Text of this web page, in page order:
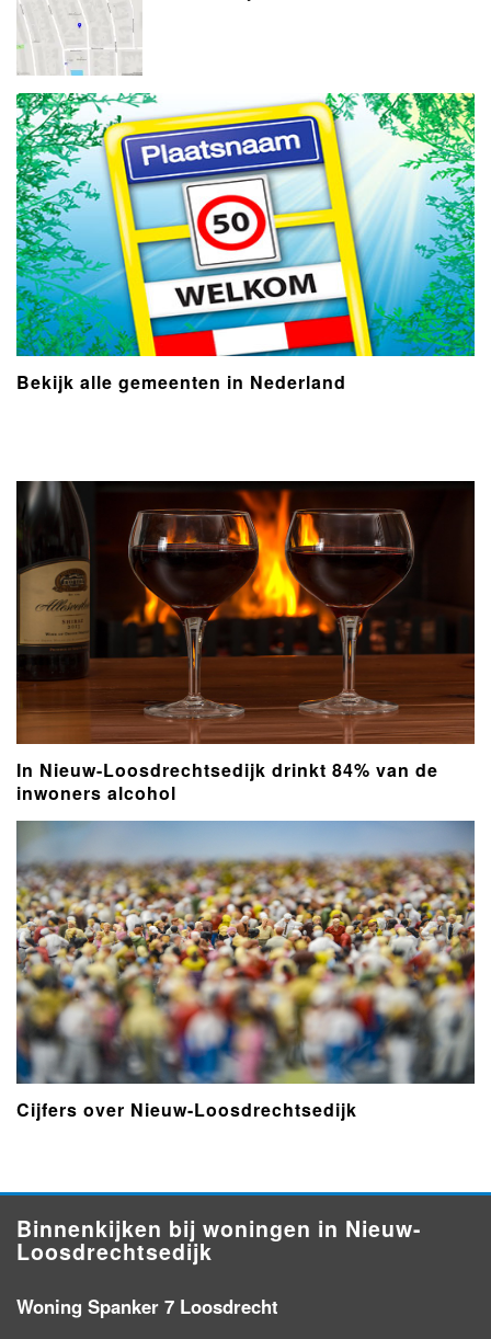
Bekijk alle gemeenten in Nederland
In Nieuw-Loosdrechtsedijk drinkt 84% van de
inwoners alcohol
Cijfers over Nieuw-Loosdrechtsedijk
Binnenkijken bij woningen in Nieuw-
Loosdrechtsedijk
Woning Spanker 7 Loosdrecht